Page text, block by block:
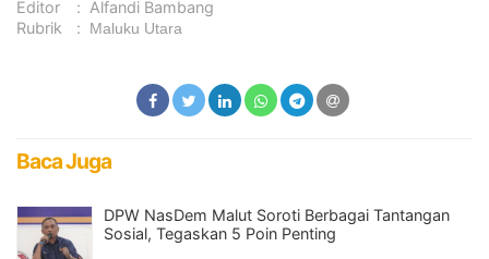
Editor : Alfandi Bambang
Rubrik
: Maluku Utara
Baca Juga
DPW NasDem Malut Soroti Berbagai Tantangan
Sosial, Tegaskan 5 Poin Penting